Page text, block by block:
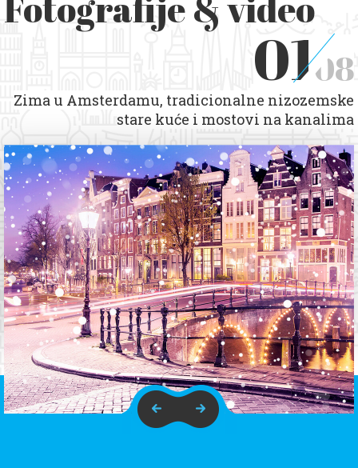
0108
Zima u Amsterdamu, tradicionalne nizozemske
stare kuće i mostovi na kanalima